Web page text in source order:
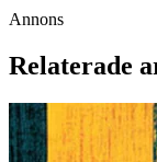
Annons
Relaterade